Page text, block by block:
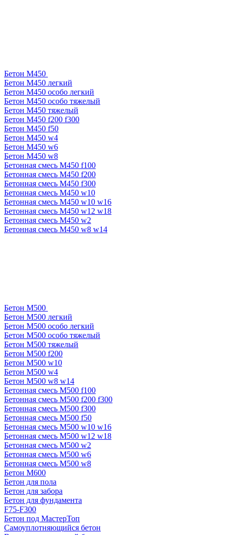
Бетон М450
Бетон М450 легкий
Бетон М450 особо легкий
Бетон М450 особо тяжелый
Бетон М450 тяжелый
Бетон М450 f200 f300
Бетон М450 f50
Бетон М450 w4
Бетон М450 w6
Бетон М450 w8
Бетонная смесь М450 f100
Бетонная смесь М450 f200
Бетонная смесь М450 f300
Бетонная смесь М450 w10
Бетонная смесь М450 w10 w16
Бетонная смесь М450 w12 w18
Бетонная смесь М450 w2
Бетонная смесь М450 w8 w14
Бетон М500
Бетон М500 легкий
Бетон М500 особо легкий
Бетон М500 особо тяжелый
Бетон М500 тяжелый
Бетон М500 f200
Бетон М500 w10
Бетон М500 w4
Бетон М500 w8 w14
Бетонная смесь М500 f100
Бетонная смесь М500 f200 f300
Бетонная смесь М500 f300
Бетонная смесь М500 f50
Бетонная смесь М500 w10 w16
Бетонная смесь М500 w12 w18
Бетонная смесь М500 w2
Бетонная смесь М500 w6
Бетонная смесь М500 w8
Бетон М600
Бетон для пола
Бетон для забора
Бетон для фундамента
F75-F300
Бетон под МастерТоп
Самоуплотняющийся бетон